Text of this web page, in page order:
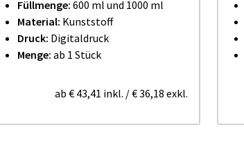
Füllmenge: 600 ml und 1000 ml
Material: Kunststoff
Druck: Digitaldruck
Menge: ab 1 Stück
ab € 43,41 inkl. /€ 36,18 exkl.